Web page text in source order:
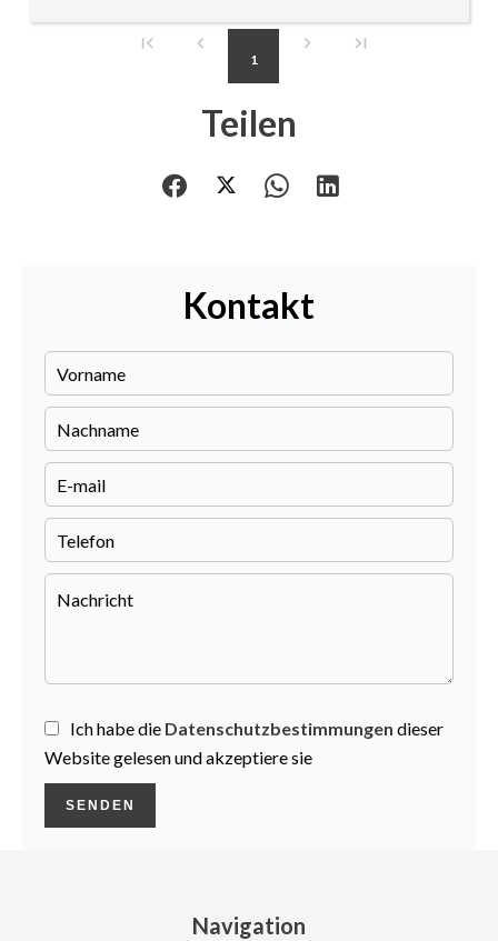
1
Teilen
Kontakt
Ich habe die Datenschutzbestimmungen dieser
Website gelesen und akzeptiere sie
SENDEN
Navigation